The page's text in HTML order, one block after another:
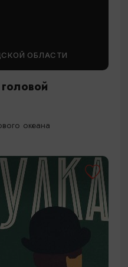
ОБЛАСТИ
океана